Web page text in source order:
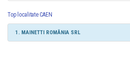
Top localitate CAEN
1. MAINETTI ROMÂNIA SRL